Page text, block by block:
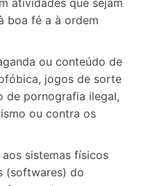
atividades que sejam
boa fé a à ordem
ou conteúdo de
jogos de sorte
de pornografia ilegal,
ou contra os
sistemas físicos
(softwares) do